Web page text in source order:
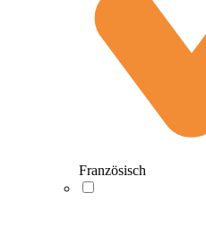
Französisch